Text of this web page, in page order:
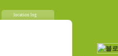
location log